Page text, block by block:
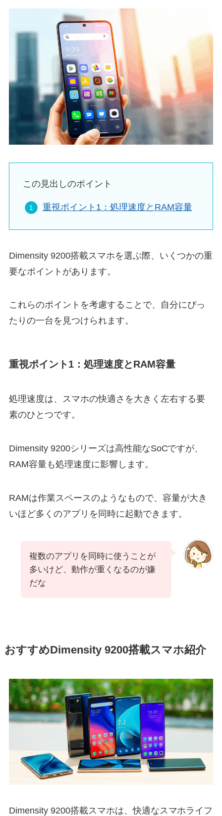
この見出しのポイント
重視ポイント1：処理速度とRAM容量
Dimensity 9200搭載スマホを選ぶ際、いくつかの重
要なポイントがあります。
これらのポイントを考慮することで、自分にぴっ
たりの一台を見つけられます。
重視ポイント1：処理速度とRAM容量
処理速度は、スマホの快適さを大きく左右する要
素のひとつです。
Dimensity 9200シリーズは高性能なSoCですが、
RAM容量も処理速度に影響します。
RAMは作業スペースのようなもので、容量が大き
いほど多くのアプリを同時に起動できます。
複数のアプリを同時に使うことが
多いけど、動作が重くなるのが嫌
だな
おすすめDimensity 9200搭載スマホ紹介
Dimensity 9200搭載スマホは、快適なスマホライフ